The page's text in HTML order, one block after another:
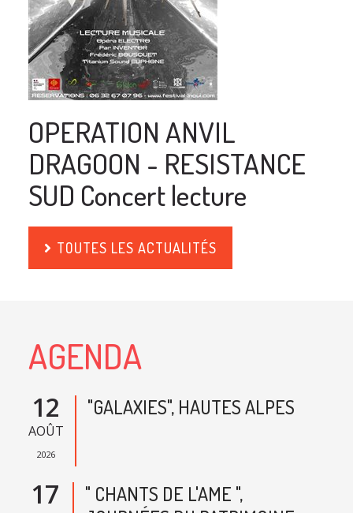
OPERATION ANVIL
DRAGOON - RESISTANCE
SUD Concert lecture
TOUTES LES ACTUALITÉS
AGENDA
12
AOÛT
2026
"GALAXIES", HAUTES ALPES
17
" CHANTS DE L'AME ",